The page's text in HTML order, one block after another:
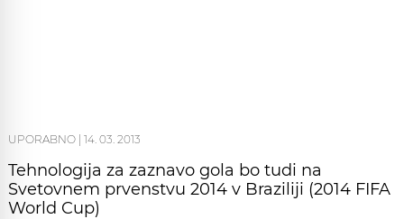
UPORABNO 14. 03. 2013
Tehnologija za zaznavo gola bo tudi na
Svetovnem prvenstvu 2014 v Braziliji (2014 FIFA
World Cup)